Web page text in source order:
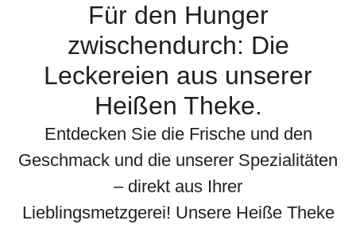
Für den Hunger
zwischendurch: Die
Leckereien aus unserer
Heißen Theke.
Entdecken Sie die Frische und den
Geschmack und die unserer Spezialitäten
– direkt aus Ihrer
Lieblingsmetzgerei! Unsere Heiße Theke